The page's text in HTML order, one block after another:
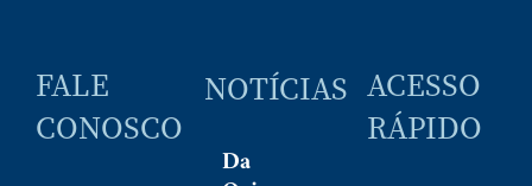
FALE
CONOSCO
NOTÍCIAS
Da
ACESSO
RÁPIDO